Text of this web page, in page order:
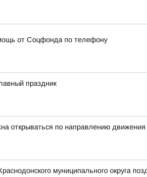
от Соцфонда по телефону
праздник
открываться по направлению движения
муниципального округа